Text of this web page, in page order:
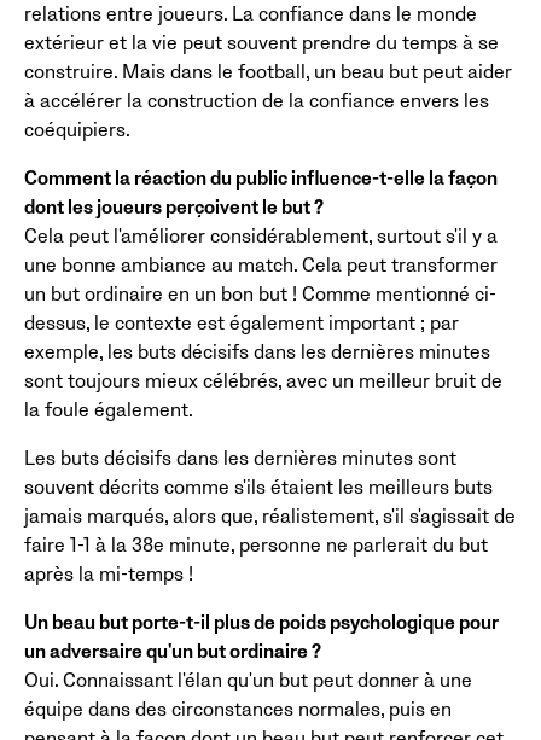
relations entre joueurs. La confiance dans le monde
extérieur et la vie peut souvent prendre du temps à se
construire. Mais dans le football, un beau but peut aider
à accélérer la construction de la confiance envers les
coéquipiers.
Comment la réaction du public influence-t-elle la façon
dont les joueurs perçoivent le but ?
Cela peut l'améliorer considérablement, surtout s'il y a
une bonne ambiance au match. Cela peut transformer
un but ordinaire en un bon but ! Comme mentionné ci-
dessus, le contexte est également important ; par
exemple, les buts décisifs dans les dernières minutes
sont toujours mieux célébrés, avec un meilleur bruit de
la foule également.
Les buts décisifs dans les dernières minutes sont
souvent décrits comme s'ils étaient les meilleurs buts
jamais marqués, alors que, réalistement, s'il s'agissait de
faire 1-1 à la 38e minute, personne ne parlerait du but
après la mi-temps !
Un beau but porte-t-il plus de poids psychologique pour
un adversaire qu'un but ordinaire ?
Oui. Connaissant l'élan qu'un but peut donner à une
équipe dans des circonstances normales, puis en